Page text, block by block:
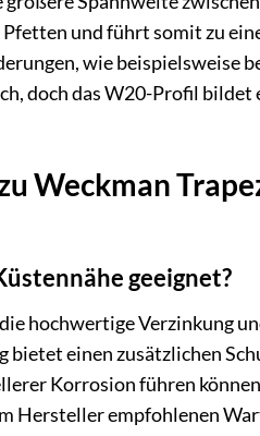
und führt somit zu
wie beispielsweise
doch das W20-Profil bildet
Weckman
geeignet?
hochwertige Verzinkung
einen zusätzlichen
Korrosion führen
Hersteller empfohlenen